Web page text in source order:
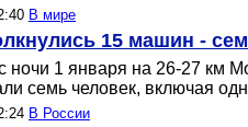
В мире
15 машин -
ночи 1 января на 26-27 км
семь человек, включая
В России